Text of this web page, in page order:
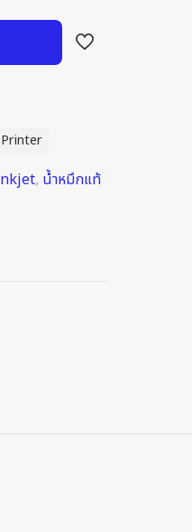
, น้ำหมึกแท้
Printer